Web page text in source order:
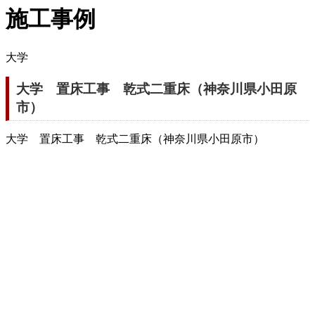
施工事例
大学
大学 置床工事 乾式二重床（神奈川県小田原
市）
大学 置床工事 乾式二重床（神奈川県小田原市）